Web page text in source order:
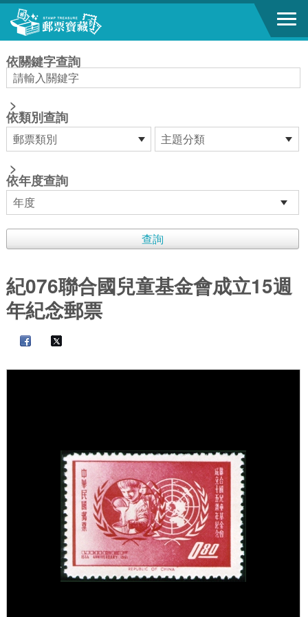
跳到主要內容區塊
依關鍵字查詢
>
依類別查詢
>
依年度查詢
紀076聯合國兒童基金會成立15週
年紀念郵票